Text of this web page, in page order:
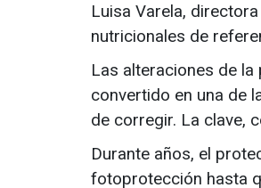
Luisa Varela,
nutricionales de
Las alteraciones de
convertido en una de
de corregir. La clave,
Durante años, el
fotoprotección hasta